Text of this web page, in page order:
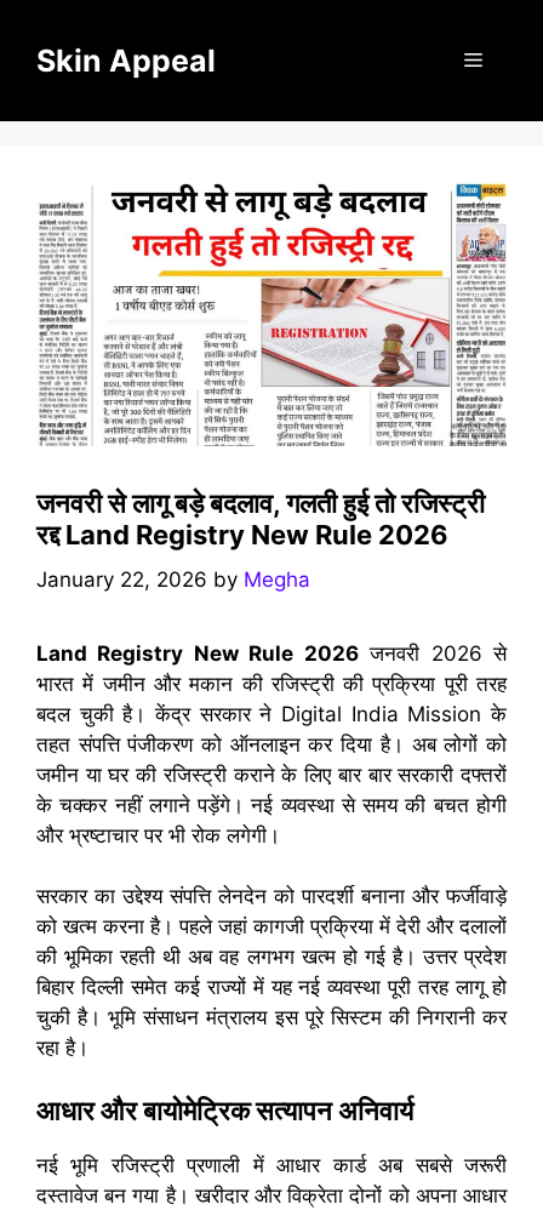
contentSkin Appeal Menu
जनवरी से लागू बड़े बदलाव, गलती हुई तो रजिस्ट्री
रद्द Land Registry New Rule 2026
January 22, 2026 by Megha
Land Registry New Rule 2026जनवरी 2026 से
भारत में जमीन और मकान की रजिस्ट्री की प्रक्रिया पूरी तरह
बदल चुकी है। केंद्र सरकार ने Digital India Mission के
तहत संपत्ति पंजीकरण को ऑनलाइन कर दिया है। अब लोगों को
जमीन या घर की रजिस्ट्री कराने के लिए बार बार सरकारी दफ्तरों
के चक्कर नहीं लगाने पड़ेंगे। नई व्यवस्था से समय की बचत होगी
और भ्रष्टाचार पर भी रोक लगेगी।
सरकार का उद्देश्य संपत्ति लेनदेन को पारदर्शी बनाना और फर्जीवाड़े
को खत्म करना है। पहले जहां कागजी प्रक्रिया में देरी और दलालों
की भूमिका रहती थी अब वह लगभग खत्म हो गई है। उत्तर प्रदेश
बिहार दिल्ली समेत कई राज्यों में यह नई व्यवस्था पूरी तरह लागू हो
चुकी है। भूमि संसाधन मंत्रालय इस पूरे सिस्टम की निगरानी कर
रहा है।
आधार और बायोमेट्रिक सत्यापन अनिवार्य
नई भूमि रजिस्ट्री प्रणाली में आधार कार्ड अब सबसे जरूरी
दस्तावेज बन गया है। खरीदार और विक्रेता दोनों को अपना आधार